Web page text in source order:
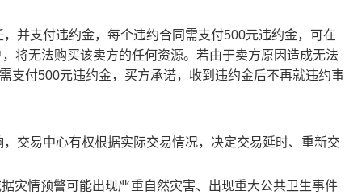
并支付违约金，每个违约合同需支付500元违约金，可在
将无法购买该卖方的任何资源。若由于卖方原因造成无法
支付500元违约金，买方承诺，收到违约金后不再就违约事
交易中心有权根据实际交易情况，决定交易延时、重新交
灾情预警可能出现严重自然灾害、出现重大公共卫生事件